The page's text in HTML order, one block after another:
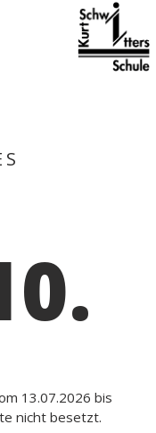
13.07.2026 bis
nicht besetzt.